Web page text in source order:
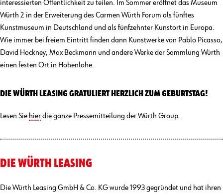
interessierten Öffentlichkeit zu teilen. Im Sommer eröffnet das Museum
Würth 2 in der Erweiterung des Carmen Würth Forum als fünftes
Kunstmuseum in Deutschland und als fünfzehnter Kunstort in Europa.
Wie immer bei freiem Eintritt finden dann Kunstwerke von Pablo Picasso,
David Hockney, Max Beckmann und andere Werke der Sammlung Würth
einen festen Ort in Hohenlohe.
DIE WÜRTH LEASING GRATULIERT HERZLICH ZUM GEBURTSTAG!
Lesen Sie hierdie ganze Pressemitteilung der Würth Group.
DIE WÜRTH LEASING
Die Würth Leasing GmbH & Co. KG wurde 1993 gegründet und hat ihren